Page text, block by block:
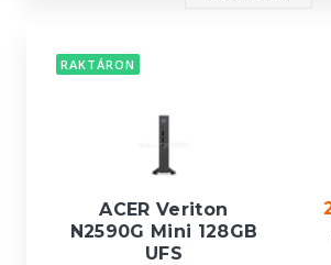
RAKTÁRON
ACER Veriton
N2590G Mini 128GB
UFS